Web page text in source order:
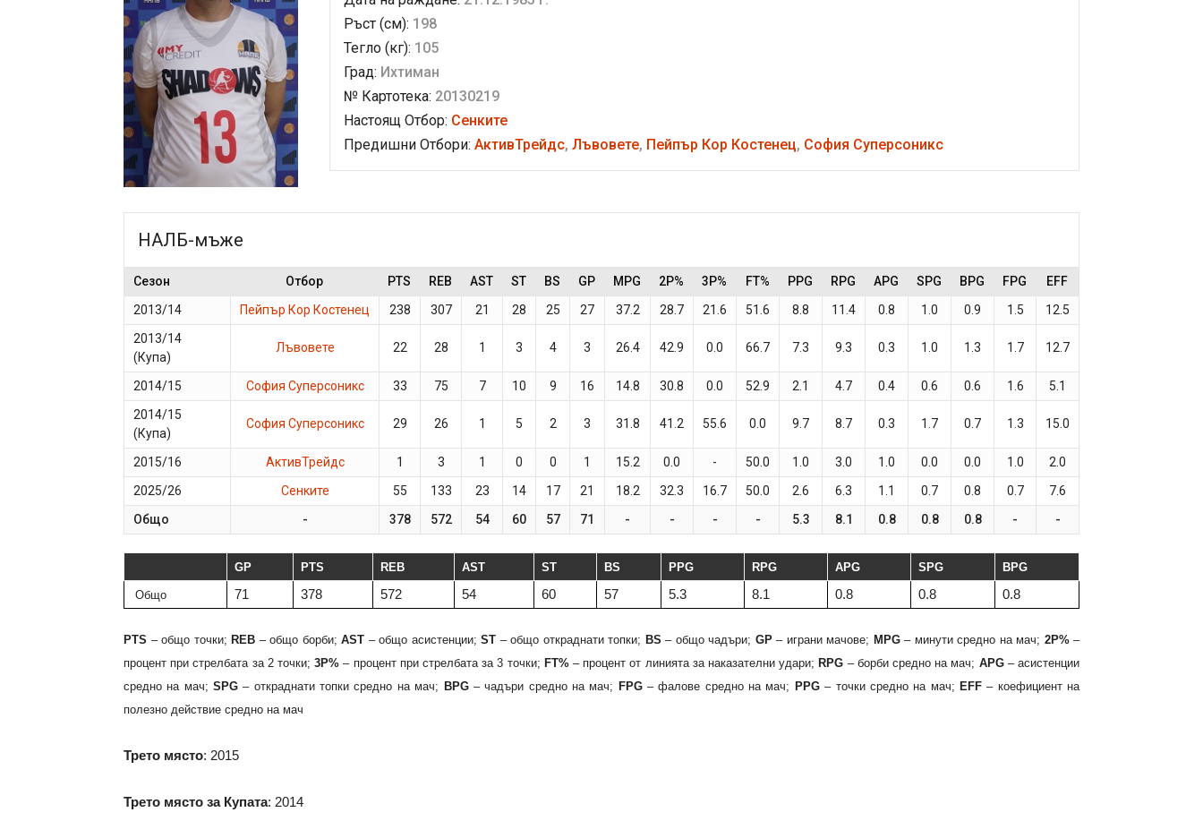
Ръст (см): 198
Тегло (кг): 105
Град: Ихтиман
№ Картотека: 20130219
Настоящ Отбор: Сенките
Предишни Отбори: АктивТрейдс, Лъвовете, Пейпър Кор Костенец, София Суперсоникс
НАЛБ-мъже
Сезон Отбор PTS REB AST ST BS GP MPG 2P% 3P% FT% PPG RPG APG SPG BPG FPG
EFF
2013/14
Пейпър Кор Костенец 238 307 21 28 25 27 37.2 28.7 21.6 51.6 8.8 11.4 0.8 1.0 0.9 1.5
12.5
2013/14
(Купа)
Лъвовете 22 28 1 3 4 3 26.4 42.9 0.0 66.7 7.3 9.3 0.3 1.0 1.3 1.7 12.7
2014/15 София Суперсоникс 33 75 7 10 9 16 14.8 30.8 0.0 52.9 2.1 4.7 0.4 0.6 0.6 1.6
5.1
2014/15
(Купа)
София Суперсоникс 29 26 1 5 2 3 31.8 41.2 55.6 0.0 9.7 8.7 0.3 1.7 0.7 1.3 15.0
2015/16 АктивТрейдс 1 3 1 0 0 1 15.2 0.0 - 50.0 1.0 3.0 1.0 0.0 0.0 1.0
2.0
2025/26
Сенките 55 133 23 14 17 21 18.2 32.3 16.7 50.0 2.6 6.3 1.1 0.7 0.8 0.7
7.6
Общо
- 378 572 54 60 57 71 - - - - 5.3 8.1 0.8 0.8 0.8 - -
GP PTS REB AST ST BS PPG RPG APG SPG BPG
Общо 71 378 572 54 60 57 5.3 8.1 0.8 0.8 0.8
PTS – общо точки; REB – общо борби; AST – общо асистенции; ST – общо откраднати топки; BS – общо чадъри; GP– играни мачове; MPG– минути средно на мач; 2P%–
процент при стрелбата за 2 точки;3P% – процент при стрелбата за 3 точки; FT%– процент от линията за наказателни удари;RPG – борби средно на мач; APG– асистенции
средно на мач;SPG – откраднати топки средно на мач; BPG– чадъри средно на мач; FPG– фалове средно на мач; PPG– точки средно на мач; EFF– коефициент на
полезно действие средно на мач
Трето място: 2015
Трето място за Купата: 2014